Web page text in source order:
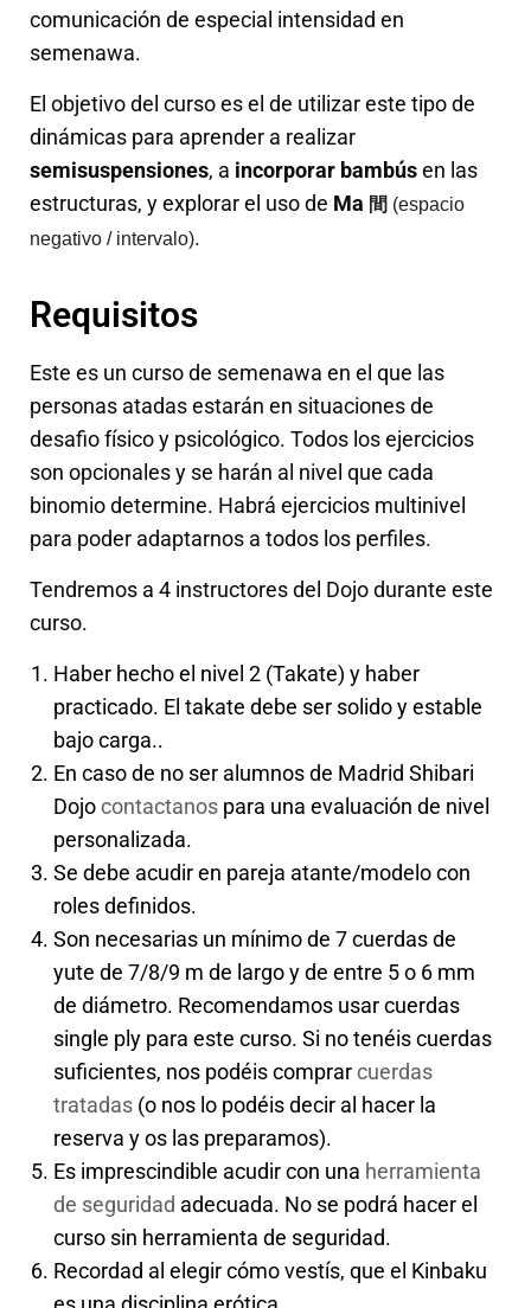
comunicación de especial intensidad en
semenawa.
El objetivo del curso es el de utilizar este tipo de
dinámicas para aprender a realizar
semisuspensiones, a incorporar bambúsen las
estructuras, y explorar el uso de Ma 間 (espacio
negativo / intervalo).
Requisitos
Este es un curso de semenawa en el que las
personas atadas estarán en situaciones de
desafio físico y psicológico. Todos los ejercicios
son opcionales y se harán al nivel que cada
binomio determine. Habrá ejercicios multinivel
para poder adaptarnos a todos los perfiles.
Tendremos a 4 instructores del Dojo durante este
curso.
Haber hecho el nivel 2 (Takate) y haber
practicado. El takate debe ser solido y estable
bajo carga..
En caso de no ser alumnos de Madrid Shibari
Dojocontactanos para una evaluación de nivel
personalizada.
Se debe acudir en pareja atante/modelo con
roles definidos.
Son necesarias un mínimo de 7 cuerdas de
yute de 7/8/9 m de largo y de entre 5 o 6 mm
de diámetro. Recomendamos usar cuerdas
single ply para este curso. Si no tenéis cuerdas
suficientes, nos podéis comprarcuerdas
tratadas (o nos lo podéis decir al hacer la
reserva y os las preparamos).
Es imprescindible acudir con una herramienta
de seguridad adecuada. No se podrá hacer el
curso sin herramienta de seguridad.
Recordad al elegir cómo vestís, que el Kinbaku